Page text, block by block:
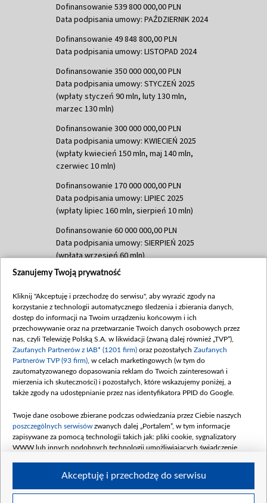
Dofinansowanie 539 800 000,00 PLN
Data podpisania umowy: PAŹDZIERNIK 2024
Dofinansowanie 49 848 800,00 PLN
Data podpisania umowy: LISTOPAD 2024
Dofinansowanie 350 000 000,00 PLN
Data podpisania umowy: STYCZEŃ 2025
(wpłaty styczeń 90 mln, luty 130 mln,
marzec 130 mln)
Dofinansowanie 300 000 000,00 PLN
Data podpisania umowy: KWIECIEŃ 2025
(wpłaty kwiecień 150 mln, maj 140 mln,
czerwiec 10 mln)
Dofinansowanie 170 000 000,00 PLN
Data podpisania umowy: LIPIEC 2025
(wpłaty lipiec 160 mln, sierpień 10 mln)
Dofinansowanie 60 000 000,00 PLN
Data podpisania umowy: SIERPIEŃ 2025
(wpłata wrzesień 60 mln)
Dofinansowanie 635 783 051,21 PLN
(wpłata wrzesień 100 mln, październik 350
mln, listopad 265 mln)
Dofinansowanie 48 862 000,00 PLN
Data podpisania umowy: GRUDZIEŃ 2025
(wpłata grudzień 60,548 mln)
Dofinansowanie 900 000 000,00 PLN
Data podpisania umowy: LUTY 2026 (wpłata
kwiecień 180 mln, 7 maja 180 mln, 8
czerwca 90 mln)
Dofinansowanie 250 000 000,00 PLN
4 sierpnia 250 mln
Szanujemy Twoją prywatność
Kliknij "Akceptuję i przechodzę do serwisu", aby wyrazić zgody na
korzystanie z technologii automatycznego śledzenia i zbierania danych,
dostęp do informacji na Twoim urządzeniu końcowym i ich
przechowywanie oraz na przetwarzanie Twoich danych osobowych przez
nas, czyli Telewizję Polską S.A. w likwidacji (zwaną dalej również „TVP”),
Zaufanych Partnerów z IAB* (1201 firm) oraz pozostałych Zaufanych
Partnerów TVP (93 firm) , w celach marketingowych (w tym do
zautomatyzowanego dopasowania reklam do Twoich zainteresowań i
mierzenia ich skuteczności) i pozostałych, które wskazujemy poniżej, a
także zgody na udostępnianie przez nas identyfikatora PPID do Google.
Twoje dane osobowe zbierane podczas odwiedzania przez Ciebie naszych
poszczególnych serwisów zwanych dalej „Portalem”, w tym informacje
zapisywane za pomocą technologii takich jak: pliki cookie, sygnalizatory
WWW lub innych podobnych technologii umożliwiających świadczenie
Akceptuję i przechodzę do serwisu